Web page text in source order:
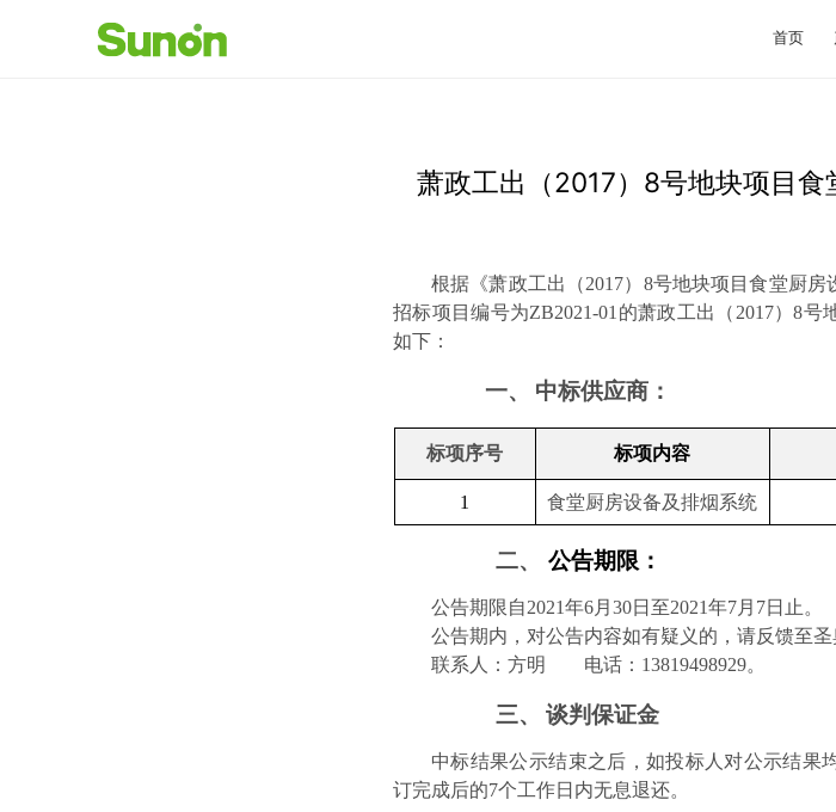
首页
萧政工出（2017）8号地块项目
根据《萧政工出（2017）8号地块项目食堂厨
招标项目编号为ZB2021-01的萧政工出（2017）8
如下：
一、 中标供应商：
标项序号 标项内容
1 食堂厨房设备及排烟系统
二、 公告期限：
公告期限自2021年6月30日至2021年7月7日止。
公告期内，对公告内容如有疑义的，请反馈至
联系人：方明 电话：13819498929。
三、 谈判保证金
中标结果公示结束之后，如投标人对公示结果
订完成后的7个工作日内无息退还。